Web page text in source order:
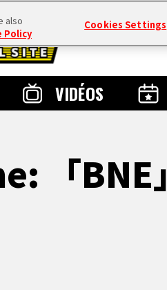
VIDÉOS
「BNE」
also
Policy
Cookies Settings